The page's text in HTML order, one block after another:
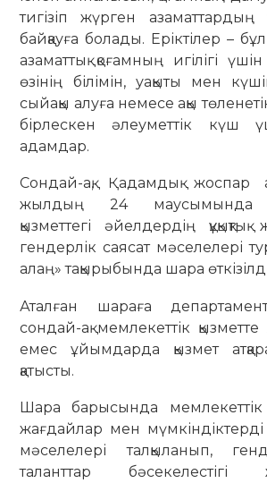
тигізіп жүрген азаматтардың
байқауға болады. Еріктілер –
азаматтық қоғамның игілігі
өзінің білімін, уақыты мен
сыйақы алуға немесе ақы
бірлескен әлеуметтік күш
адамдар.
Сондай-ақ, Қадамдық жоспар
жылдың 24 маусымында
қызметтегі әйелдердің
гендерлік саясат мәселелері
алаң» тақырыбында шара
Аталған шараға
сондай-ақ мемлекеттік қызметте
емес ұйымдарда қызмет
қатысты.
Шара барысында мемлекеттік
жағдайлар мен мүмкіндіктерді
мәселелері талқыланып,
таланттар бәсекелестігі